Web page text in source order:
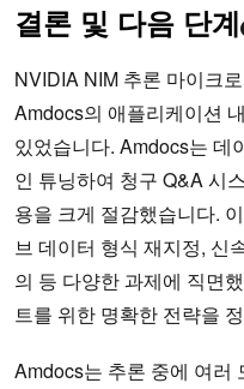
결론 및 다음 단계
NVIDIA NIM 추론 마이크
Amdocs의 애플리케이션
있었습니다. Amdocs는 데
인 튜닝하여 청구 Q&A 시
용을 크게 절감했습니다.
브 데이터 형식 재지정, 신
의 등 다양한 과제에 직면
트를 위한 명확한 전략을
Amdocs는 추론 중에 여러